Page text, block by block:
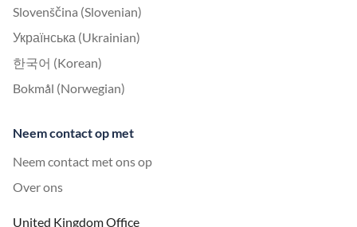
Slovenščina (Slovenian)
Українська (Ukrainian)
한국어 (Korean)
Bokmål (Norwegian)
Neem contact op met
Neem contact met ons op
Over ons
United Kingdom Office